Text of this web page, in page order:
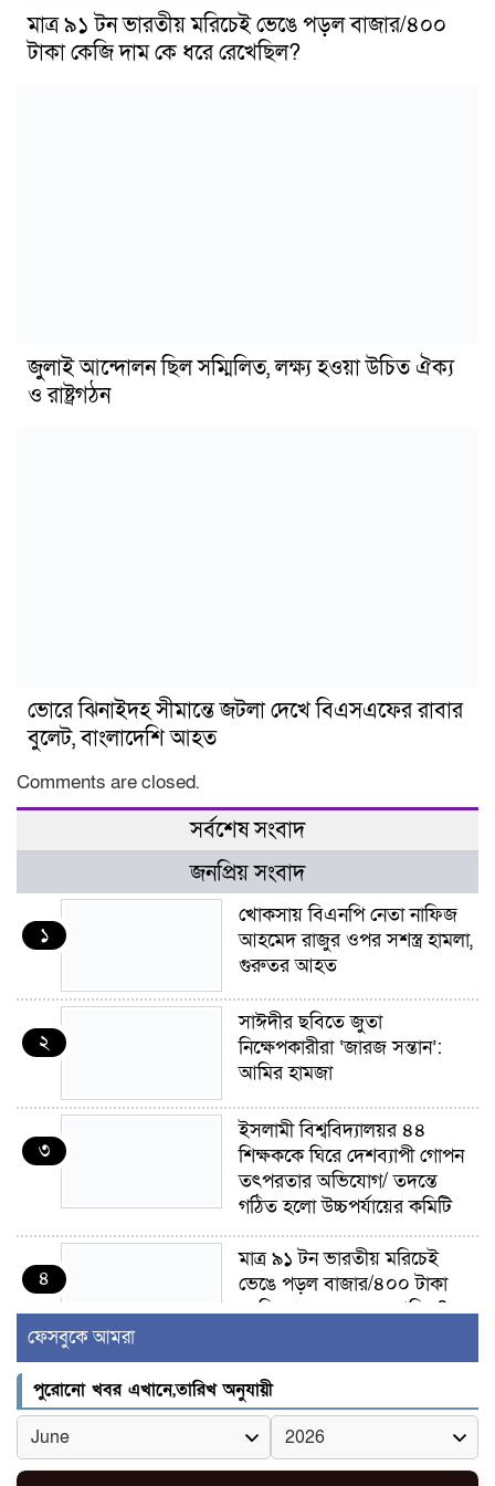
মাত্র ৯১ টন ভারতীয় মরিচেই ভেঙে পড়ল বাজার/৪০০
টাকা কেজি দাম কে ধরে রেখেছিল?
জুলাই আন্দোলন ছিল সম্মিলিত, লক্ষ্য হওয়া উচিত ঐক্য
ও রাষ্ট্রগঠন
ভোরে ঝিনাইদহ সীমান্তে জটলা দেখে বিএসএফের রাবার
বুলেট, বাংলাদেশি আহত
Comments are closed.
সর্বশেষ সংবাদ
জনপ্রিয় সংবাদ
১
খোকসায় বিএনপি নেতা নাফিজ
আহমেদ রাজুর ওপর সশস্ত্র হামলা,
গুরুতর আহত
২
সাঈদীর ছবিতে জুতা
নিক্ষেপকারীরা ‘জারজ সন্তান’:
আমির হামজা
৩
ইসলামী বিশ্ববিদ্যালয়র ৪৪
শিক্ষককে ঘিরে দেশব্যাপী গোপন
তৎপরতার অভিযোগ/ তদন্তে
গঠিত হলো উচ্চপর্যায়ের কমিটি
৪
মাত্র ৯১ টন ভারতীয় মরিচেই
ভেঙে পড়ল বাজার/৪০০ টাকা
কেজি দাম কে ধরে রেখেছিল?
৫
জুলাই আন্দোলন ছিল সম্মিলিত,
লক্ষ্য হওয়া উচিত ঐক্য ও
রাষ্ট্রগঠন
ভোরে ঝিনাইদহ সীমান্তে জটলা
ফেসবুকে আমরা
পুরোনো খবর এখানে,তারিখ অনুযায়ী